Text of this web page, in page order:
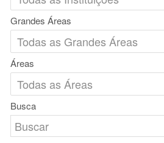
Grandes Áreas
Áreas
Busca